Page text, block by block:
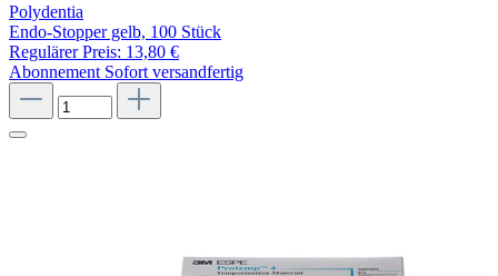
Polydentia
Endo-Stopper gelb, 100 Stück
Regulärer Preis: 13,80 €
Abonnement Sofort versandfertig